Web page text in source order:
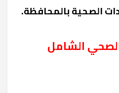
الصحية بالمحافظة.
الشامل